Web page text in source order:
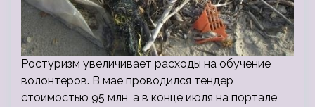
Ростуризм увеличивает расходы на обучение
волонтеров. В мае проводился тендер
стоимостью 95 млн, а в конце июля на портале